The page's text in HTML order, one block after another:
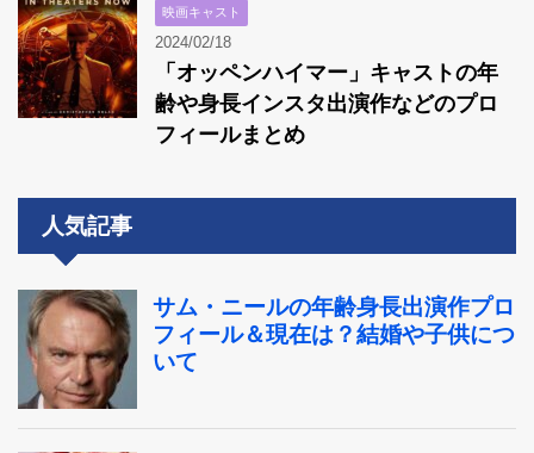
映画キャスト
2024/02/18
「オッペンハイマー」キャストの年
齢や身長インスタ出演作などのプロ
フィールまとめ
人気記事